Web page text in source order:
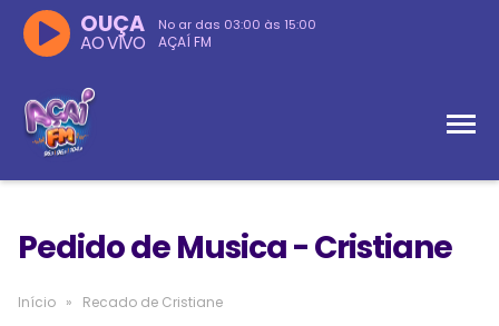
No ar das 03:00 às 15:00
AÇAÍ FM
OUÇA
AO VIVO
Pedido de Musica - Cristiane
Início » Recado de Cristiane